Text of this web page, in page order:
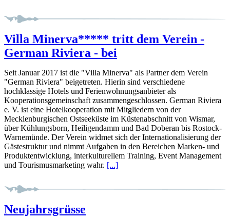
Villa Minerva***** tritt dem Verein -
German Riviera - bei
Seit Januar 2017 ist die "Villa Minerva" als Partner dem Verein
"German Riviera" beigetreten. Hierin sind verschiedene
hochklassige Hotels und Ferienwohnungsanbieter als
Kooperationsgemeinschaft zusammengeschlossen. German Riviera
e. V. ist eine Hotelkooperation mit Mitgliedern von der
Mecklenburgischen Ostseeküste im Küstenabschnitt von Wismar,
über Kühlungsborn, Heiligendamm und Bad Doberan bis Rostock-
Warnemünde. Der Verein widmet sich der Internationalisierung der
Gästestruktur und nimmt Aufgaben in den Bereichen Marken- und
Produktentwicklung, interkulturellem Training, Event Management
und Tourismusmarketing wahr. [...]
Neujahrsgrüsse